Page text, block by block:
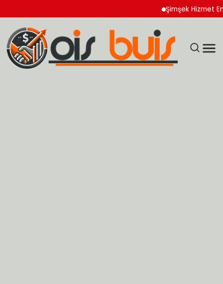
Şimşek Hizmet